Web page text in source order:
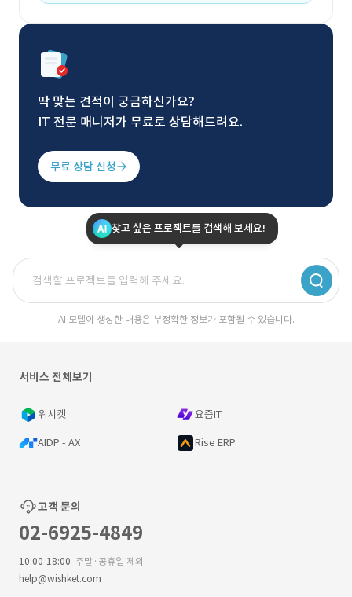
딱 맞는 견적이 궁금하신가요?
IT 전문 매니저가 무료로 상담해드려요.
무료 상담 신청
찾고 싶은 프로젝트를 검색해 보세요!
AI 모델이 생성한 내용은 부정확한 정보가 포함될 수 있습니다.
서비스 전체보기
위시켓 요즘IT
AIDP - AX Rise ERP
고객 문의
02-6925-4849
10:00-18:00 주말·공휴일 제외
help@wishket.com